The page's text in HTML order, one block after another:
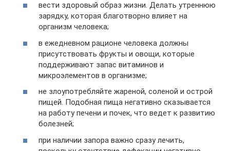
вести здоровый образ жизни. Делать утреннюю
зарядку, которая благотворно влияет на
организм человека;
в ежедневном рационе человека должны
присутствовать фрукты и овощи, которые
поддерживают запас витаминов и
микроэлементов в организме;
не злоупотребляйте жареной, соленой и острой
пищей. Подобная пища негативно сказывается
на работу печени и почек, что ведет к развитию
болезней;
при наличии запора важно сразу лечить,